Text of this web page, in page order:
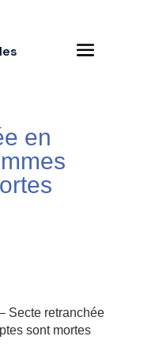
en
Secte retranchée
sont mortes